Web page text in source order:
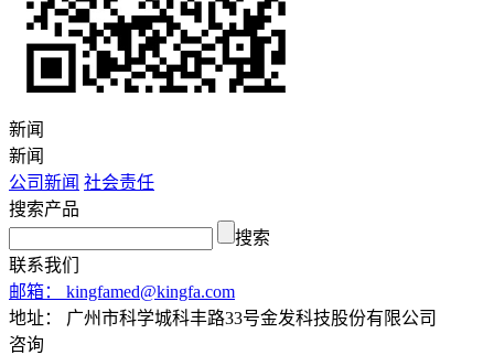
新闻
新闻
公司新闻 社会责任
搜索产品
搜索
联系我们
邮箱：
kingfamed@kingfa.com
地址：
广州市科学城科丰路33号金发科技股份有限公司
咨询